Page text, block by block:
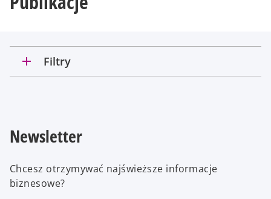
add Filtry
Newsletter
Chcesz otrzymywać najświeższe informacje
biznesowe?